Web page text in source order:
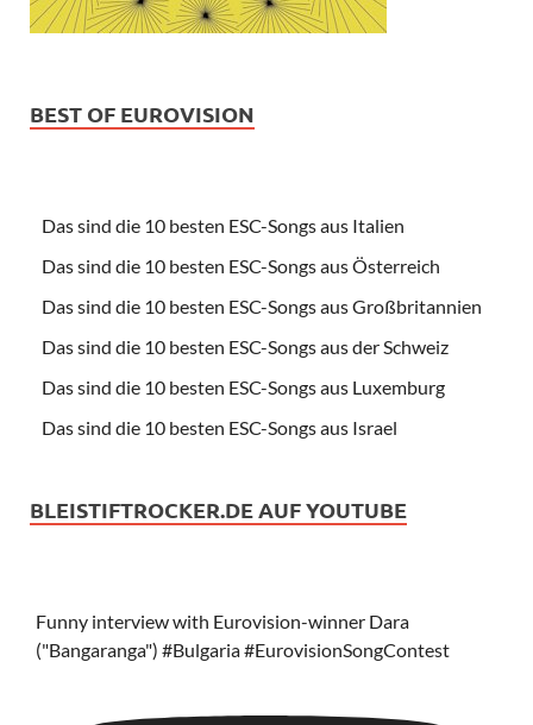
BEST OF EUROVISION
Das sind die 10 besten ESC-Songs aus Italien
Das sind die 10 besten ESC-Songs aus Österreich
Das sind die 10 besten ESC-Songs aus Großbritannien
Das sind die 10 besten ESC-Songs aus der Schweiz
Das sind die 10 besten ESC-Songs aus Luxemburg
Das sind die 10 besten ESC-Songs aus Israel
BLEISTIFTROCKER.DE AUF YOUTUBE
Funny interview with Eurovision-winner Dara
("Bangaranga") #Bulgaria #EurovisionSongContest